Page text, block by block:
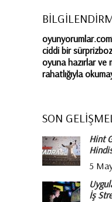
ciddi bir
oyuna hazırlar ve
rahatlığıyla
SON
Hint
5
İş